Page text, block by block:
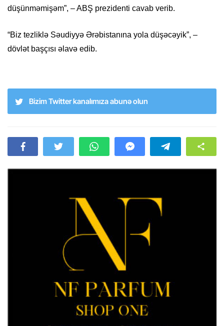
düşünməmişəm”, – ABŞ prezidenti cavab verib.
“Biz tezliklə Səudiyyə Ərəbistanına yola düşəcəyik”, –
dövlət başçısı əlavə edib.
Bizim Twitter kanalımıza abunə olun